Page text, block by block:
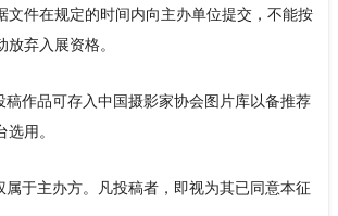
文件在规定的时间内向主办单位提交，不能按
弃入展资格。
作品可存入中国摄影家协会图片库以备推荐
用。
于主办方。凡投稿者，即视为其已同意本征